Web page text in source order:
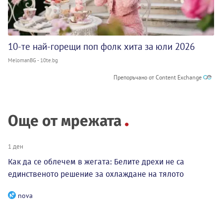
10-те най-горещи поп фолк хита за юли 2026
MelomanBG - 10te.bg
Препоръчано от Content Exchange
Още от мрежата
1 ден
Как да се облечем в жегата: Белите дрехи не са
единственото решение за охлаждане на тялото
nova